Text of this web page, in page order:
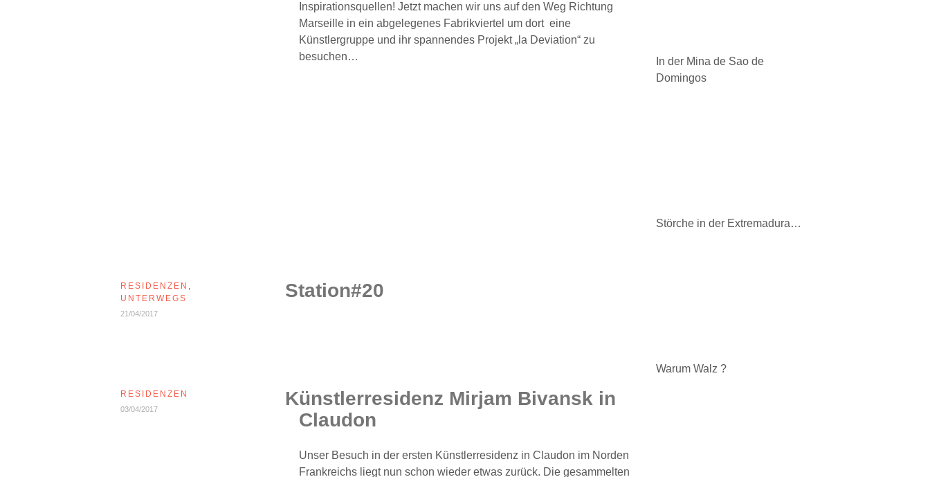
Inspirationsquellen! Jetzt machen wir uns auf den Weg Richtung
Marseille in ein abgelegenes Fabrikviertel um dort eine
Künstlergruppe und ihr spannendes Projekt „la Deviation“ zu
besuchen…
Station#20
RESIDENZEN ,
UNTERWEGS
21/04/2017
Künstlerresidenz Mirjam Bivansk in
Claudon
RESIDENZEN
03/04/2017
Unser Besuch in der ersten Künstlerresidenz in Claudon im Norden
Frankreichs liegt nun schon wieder etwas zurück. Die gesammelten
In der Mina de Sao de
Domingos
Störche in der Extremadura…
Warum Walz ?